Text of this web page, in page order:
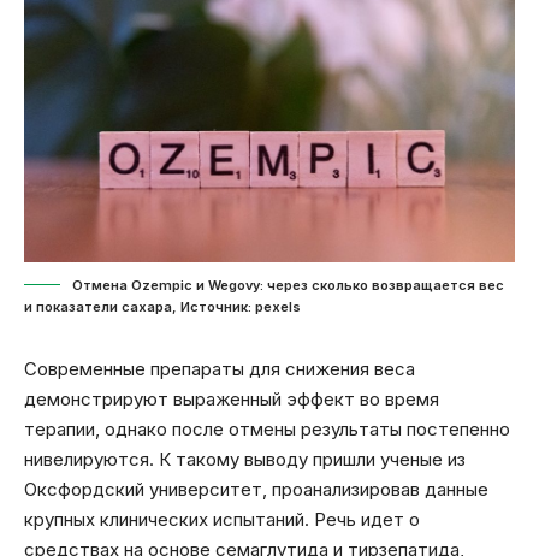
Отмена Ozempic и Wegovy: через сколько возвращается вес
и показатели сахара, Источник: pexels
Современные препараты для снижения веса
демонстрируют выраженный эффект во время
терапии, однако после отмены результаты постепенно
нивелируются. К такому выводу пришли ученые из
Оксфордский университет, проанализировав данные
крупных клинических испытаний. Речь идет о
средствах на основе семаглутида и тирзепатида,